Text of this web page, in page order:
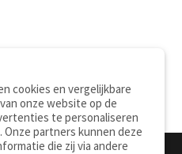
cookies en vergelijkbare
onze website op de
te personaliseren
partners kunnen deze
die zij via andere